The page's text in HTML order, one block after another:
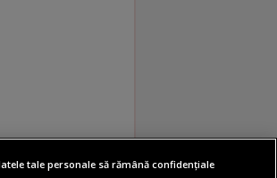
tale personale să rămână confidențiale